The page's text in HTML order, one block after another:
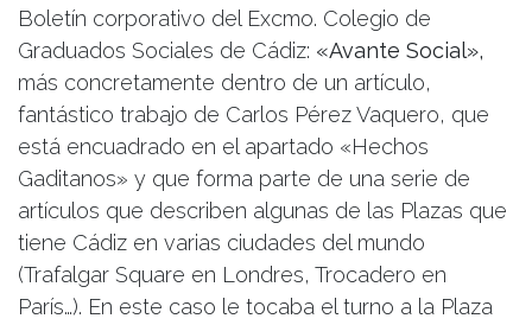
Boletín corporativo del Excmo. Colegio de
Graduados Sociales de Cádiz: «Avante Social»,
más concretamente dentro de un artículo,
fantástico trabajo de Carlos Pérez Vaquero, que
está encuadrado en el apartado «Hechos
Gaditanos» y que forma parte de una serie de
artículos que describen algunas de las Plazas que
tiene Cádiz en varias ciudades del mundo
(Trafalgar Square en Londres, Trocadero en
París…). En este caso le tocaba el turno a la Plaza